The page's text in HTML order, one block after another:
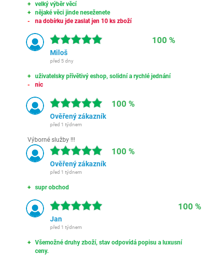
velký výběr věcí
nějaké věci jinde neseženete
na dobírku jde zaslat jen 10 ks zboží
100 %
Miloš
před 5 dny
uživatelsky přívětivý eshop, solidní a rychlé jednání
nic
100 %
Ověřený zákazník
před 1 týdnem
Výborné služby !!!
100 %
Ověřený zákazník
před 1 týdnem
supr obchod
100 %
Jan
před 1 týdnem
Všemožné druhy zboží, stav odpovídá popisu a luxusní
ceny.